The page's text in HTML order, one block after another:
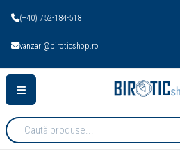
(+40) 752-184-518
vanzari@biroticshop.ro
Cauta
produse: